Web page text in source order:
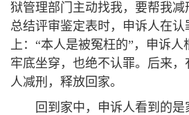
狱管理部门主动找我，要帮我
总结评审鉴定表时，申诉人在
上：“本人是被冤枉的”，申诉
牢底坐穿，也绝不认罪。后来
人减刑，释放回家。
回到家中，申诉人看到的